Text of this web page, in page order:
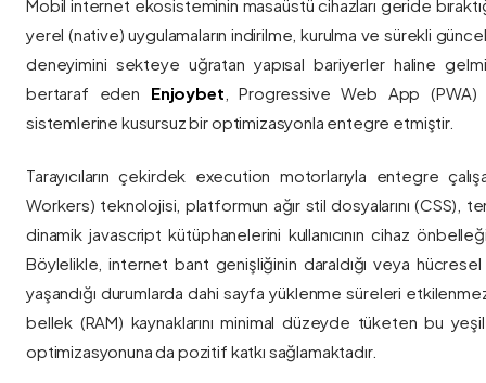
Mobil internet ekosisteminin masaüstü cihazları geride
yerel (native) uygulamaların indirilme, kurulma ve sürekli
deneyimini sekteye uğratan yapısal bariyerler haline
bertaraf eden Enjoybet , Progressive Web App (PWA)
sistemlerine kusursuz bir optimizasyonla entegre etmiştir.
Tarayıcıların çekirdek execution motorlarıyla entegre
Workers) teknolojisi, platformun ağır stil dosyalarını (CSS),
dinamik javascript kütüphanelerini kullanıcının cihaz
Böylelikle, internet bant genişliğinin daraldığı veya
yaşandığı durumlarda dahi sayfa yüklenme süreleri
bellek (RAM) kaynaklarını minimal düzeyde tüketen bu yeşil
optimizasyonuna da pozitif katkı sağlamaktadır.